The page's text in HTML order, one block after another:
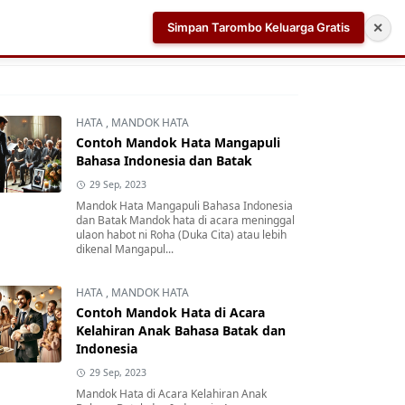
Aplikasi AI Teleprompter dan Pembuat Skrip Video
HATA , MANDOK HATA
Contoh Mandok Hata Mangapuli
Bahasa Indonesia dan Batak
29 Sep, 2023
Mandok Hata Mangapuli Bahasa Indonesia
dan Batak Mandok hata di acara meninggal
ulaon habot ni Roha (Duka Cita) atau lebih
dikenal Mangapul...
HATA , MANDOK HATA
Contoh Mandok Hata di Acara
Kelahiran Anak Bahasa Batak dan
Indonesia
29 Sep, 2023
Mandok Hata di Acara Kelahiran Anak
Simpan Tarombo Keluarga Gratis ✕